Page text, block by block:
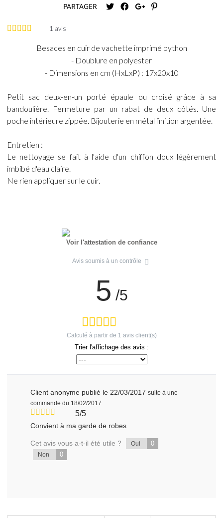
PARTAGER
1 avis
Besaces en cuir de vachette imprimé python
- Doublure en polyester
- Dimensions en cm (HxLxP) : 17x20x10
Petit sac deux-en-un porté épaule ou croisé grâce à sa
bandoulière. Fermeture par un rabat de deux côtés. Une
poche intérieure zippée. Bijouterie en métal finition argentée.
Entretien :
Le nettoyage se fait à l'aide d'un chiffon doux légèrement
imbibé d'eau claire.
Ne rien appliquer sur le cuir.
Voir l'attestation de confiance
Avis soumis à un contrôle
5 /5
Calculé à partir de 1 avis client(s)
Trier l'affichage des avis :
Client anonyme publié le 22/03/2017 suite à une
commande du 18/02/2017
5/5
Convient à ma garde de robes
Cet avis vous a-t-il été utile ? Oui 0
Non 0